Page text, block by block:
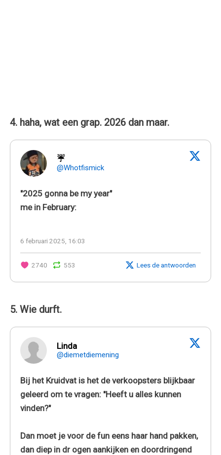
4. haha, wat een grap. 2026 dan maar.
☔
@Whotfismick
"2025 gonna be my year"
me in February:
6 februari 2025, 16:03
2740 553 Lees de antwoorden
5. Wie durft.
Linda
@diemetdiemening
Bij het Kruidvat is het de verkoopsters blijkbaar
geleerd om te vragen: "Heeft u alles kunnen
vinden?"
Dan moet je voor de fun eens haar hand pakken,
dan diep in dr ogen aankijken en doordringend